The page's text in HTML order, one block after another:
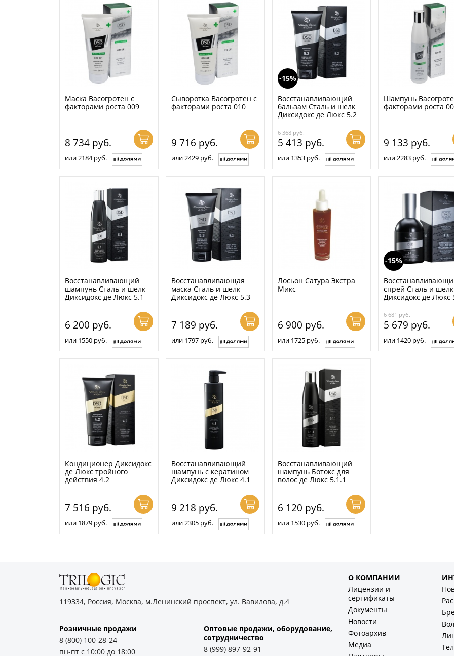
Маска Васогротен с
факторами роста 009
8 734 руб.
или 2184 руб.
Сыворотка Васогротен с
факторами роста 010
9 716 руб.
или 2429 руб.
-15%
Восстанавливающий
бальзам Сталь и шелк
Диксидокс де Люкс 5.2
6 368руб.
5 413 руб.
или 1353 руб.
Шампунь
факторами роста
9 133 руб.
или 2283 руб.
Восстанавливающий
шампунь Сталь и шелк
Диксидокс де Люкс 5.1
6 200 руб.
или 1550 руб.
Восстанавливающая
маска Сталь и шелк
Диксидокс де Люкс 5.3
7 189 руб.
или 1797 руб.
Лосьон Сатура Экстра
Микс
6 900 руб.
или 1725 руб.
-15%
спрей Сталь и шелк
Диксидокс де Люкс
6 681руб.
5 679 руб.
или 1420 руб.
Кондиционер Диксидокс
де Люкс тройного
действия 4.2
7 516 руб.
или 1879 руб.
Восстанавливающий
шампунь с кератином
Диксидокс де Люкс 4.1
9 218 руб.
или 2305 руб.
Восстанавливающий
шампунь Ботокс для
волос де Люкс 5.1.1
6 120 руб.
или 1530 руб.
119334, Россия, Москва, м.Ленинский проспект, ул. Вавилова, д.4
Розничные продажи
8 (800) 100-28-24
пн-пт с 10:00 до 18:00
Оптовые продажи, оборудование,
cотрудничество
8 (999) 897-92-91
О КОМПАНИИ
Лицензии и
сертификаты
Документы
Новости
Фотоархив
Медиа